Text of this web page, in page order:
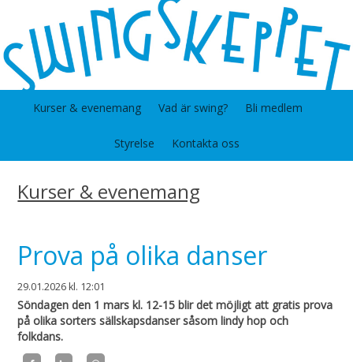
Kurser & evenemang Vad är swing? Bli medlem
Styrelse Kontakta oss
Kurser & evenemang
Prova på olika danser
29.01.2026kl. 12:01
Söndagen den 1 mars kl. 12-15 blir det möjligt att gratis prova
på olika sorters sällskapsdanser såsom lindy hop och
folkdans.